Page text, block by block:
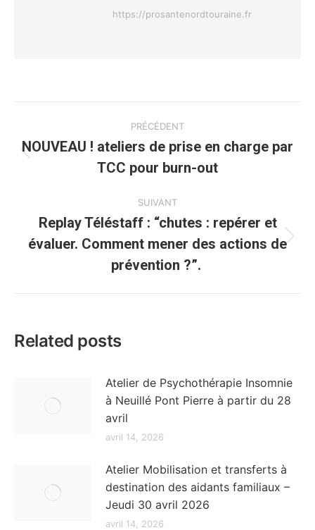
https://prosantenordtouraine.fr
Navigation
article
PRÉCÉDENT
Article
précédent
NOUVEAU ! ateliers de prise en charge par
TCC pour burn-out
SUIVANT
Article
suivant
Replay Téléstaff : “chutes : repérer et
évaluer. Comment mener des actions de
prévention ?”.
Related posts
Atelier de Psychothérapie Insomnie
à Neuillé Pont Pierre à partir du 28
avril
avril 14, 2026
Atelier Mobilisation et transferts à
destination des aidants familiaux –
Jeudi 30 avril 2026
avril 14, 2026